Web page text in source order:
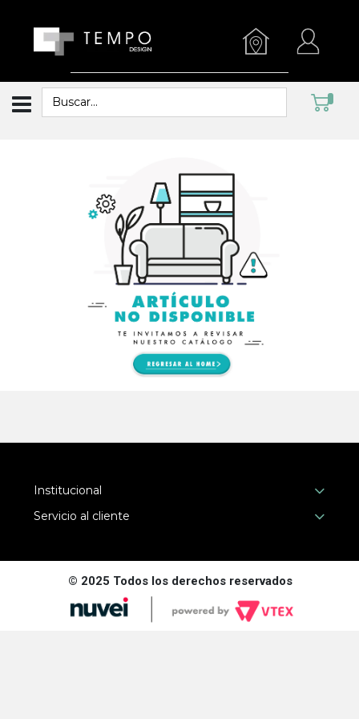
Institucional
Servicio al cliente
© 2025 Todos los derechos reservados